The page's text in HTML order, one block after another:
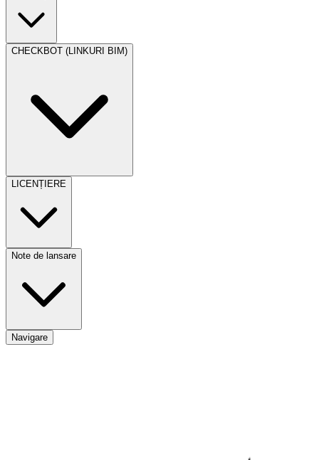
CHECKBOT (LINKURI BIM)
LICENȚIERE
Note de lansare
Navigare